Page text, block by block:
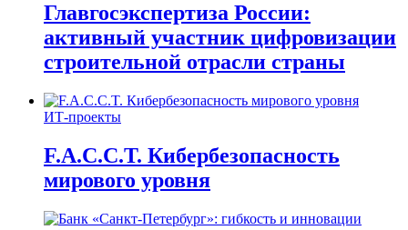
Главгосэкспертиза России:
активный участник цифровизации
строительной отрасли страны
ИТ-проекты
F.A.C.C.T. Кибербезопасность
мирового уровня